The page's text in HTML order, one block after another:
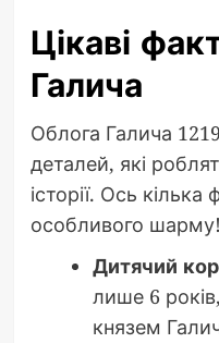
Цікаві
Галича
Облога Галича
деталей, які
історії. Ось
особливого шарму!
Дитячий
лише 6
князем